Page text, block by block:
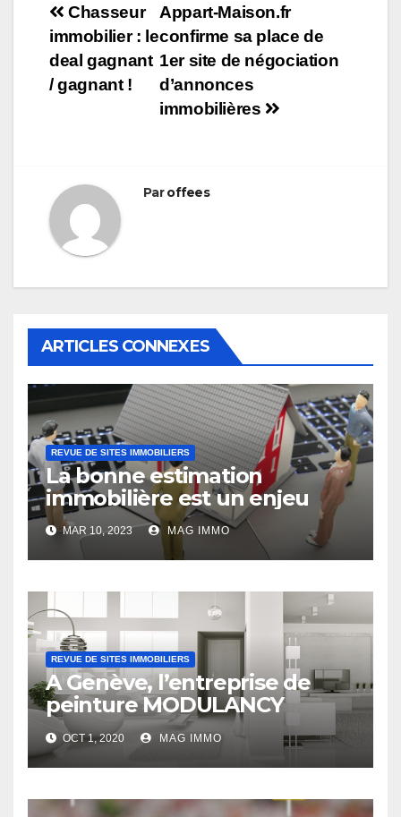
Navigation
de
l’article
Appart-Maison.fr
confirme sa place de
1er site de négociation
d’annonces
immobilières
Chasseur
immobilier : le
deal gagnant
/ gagnant !
Paroffees
ARTICLES CONNEXES
REVUE DE SITES IMMOBILIERS
La bonne estimation
immobilière est un enjeu
MAR 10, 2023 MAG IMMO
REVUE DE SITES IMMOBILIERS
A Genève, l’entreprise de
peinture MODULANCY
s’affirme comme un acteur
leader
OCT 1, 2020 MAG IMMO